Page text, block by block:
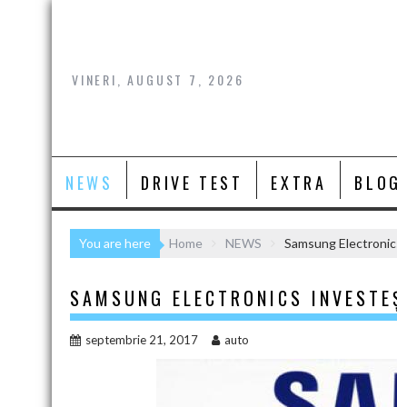
Skip
VINERI, AUGUST 7, 2026
NEWS DRIVE TEST EXTRA BLOG
You are here Home NEWS Samsung
SAMSUNG ELECTRONICS
septembrie 21, 2017 auto